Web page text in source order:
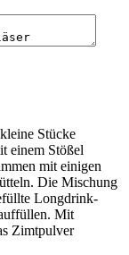
Stücke
einem Stößel
mit einigen
Die Mischung
Longdrink-
Mit
Zimtpulver